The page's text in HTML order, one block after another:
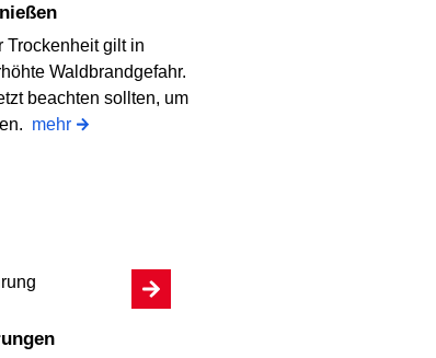
Trockenheit gilt in
Waldbrandgefahr.
beachten sollten, um
mehr